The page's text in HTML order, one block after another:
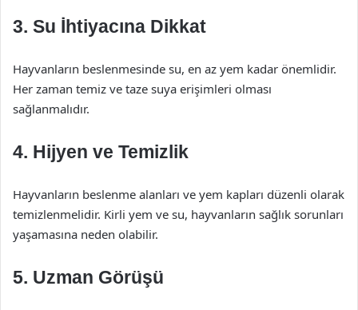
3. Su İhtiyacına Dikkat
Hayvanların beslenmesinde su, en az yem kadar önemlidir.
Her zaman temiz ve taze suya erişimleri olması
sağlanmalıdır.
4. Hijyen ve Temizlik
Hayvanların beslenme alanları ve yem kapları düzenli olarak
temizlenmelidir. Kirli yem ve su, hayvanların sağlık sorunları
yaşamasına neden olabilir.
5. Uzman Görüşü